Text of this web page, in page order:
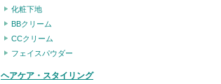
化粧下地
BBクリーム
CCクリーム
フェイスパウダー
ヘアケア・スタイリング